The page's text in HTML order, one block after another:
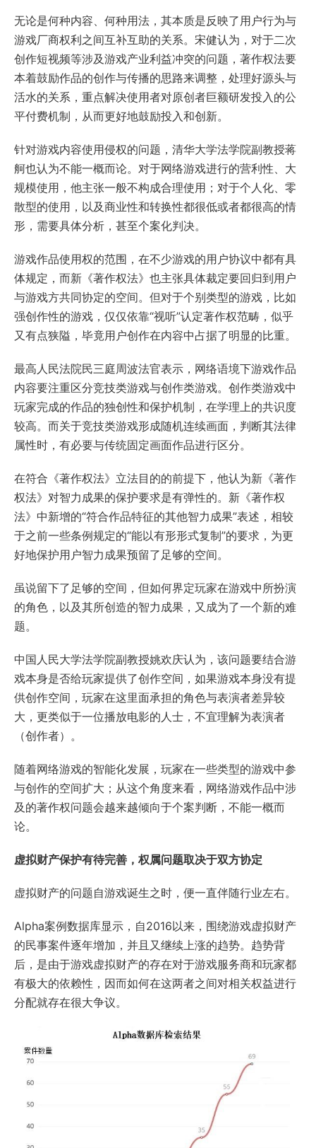
无论是何种内容、何种用法，其本质是反映了用户行为与
游戏厂商权利之间互补互助的关系。宋健认为，对于二次
创作短视频等涉及游戏产业利益冲突的问题，著作权法要
本着鼓励作品的创作与传播的思路来调整，处理好源头与
活水的关系，重点解决使用者对原创者巨额研发投入的公
平付费机制，从而更好地鼓励投入和创新。
针对游戏内容使用侵权的问题，清华大学法学院副教授蒋
舸也认为不能一概而论。对于网络游戏进行的营利性、大
规模使用，他主张一般不构成合理使用；对于个人化、零
散型的使用，以及商业性和转换性都很低或者都很高的情
形，需要具体分析，甚至个案化判决。
游戏作品使用权的范围，在不少游戏的用户协议中都有具
体规定，而新《著作权法》也主张具体裁定要回归到用户
与游戏方共同协定的空间。但对于个别类型的游戏，比如
强创作性的游戏，仅仅依靠“视听”认定著作权范畴，似乎
又有点狭隘，毕竟用户创作在内容中占据了明显的比重。
最高人民法院民三庭周波法官表示，网络语境下游戏作品
内容要注重区分竞技类游戏与创作类游戏。创作类游戏中
玩家完成的作品的独创性和保护机制，在学理上的共识度
较高。而关于竞技类游戏形成随机连续画面，判断其法律
属性时，有必要与传统固定画面作品进行区分。
在符合《著作权法》立法目的的前提下，他认为新《著作
权法》对智力成果的保护要求是有弹性的。新《著作权
法》中新增的“符合作品特征的其他智力成果”表述，相较
于之前一些条例规定的“能以有形形式复制”的要求，为更
好地保护用户智力成果预留了足够的空间。
虽说留下了足够的空间，但如何界定玩家在游戏中所扮演
的角色，以及其所创造的智力成果，又成为了一个新的难
题。
中国人民大学法学院副教授姚欢庆认为，该问题要结合游
戏本身是否给玩家提供了创作空间，如果游戏本身没有提
供创作空间，玩家在这里面承担的角色与表演者差异较
大，更类似于一位播放电影的人士，不宜理解为表演者
（创作者）。
随着网络游戏的智能化发展，玩家在一些类型的游戏中参
与创作的空间扩大；从这个角度来看，网络游戏作品中涉
及的著作权问题会越来越倾向于个案判断，不能一概而
论。
虚拟财产保护有待完善，权属问题取决于双方协定
虚拟财产的问题自游戏诞生之时，便一直伴随行业左右。
Alpha案例数据库显示，自2016以来，围绕游戏虚拟财产
的民事案件逐年增加，并且又继续上涨的趋势。趋势背
后，是由于游戏虚拟财产的存在对于游戏服务商和玩家都
有极大的依赖性，因而如何在这两者之间对相关权益进行
分配就存在很大争议。